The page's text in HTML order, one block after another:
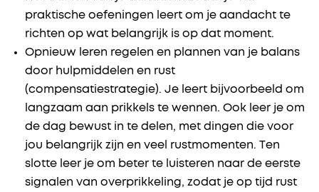
praktische oefeningen leert om je aandacht te
richten op wat belangrijk is op dat moment.
Opnieuw leren regelen en plannen van je balans
door hulpmiddelen en rust
(compensatiestrategie). Je leert bijvoorbeeld om
langzaam aan prikkels te wennen. Ook leer je om
de dag bewust in te delen, met dingen die voor
jou belangrijk zijn en veel rustmomenten. Ten
slotte leer je om beter te luisteren naar de eerste
signalen van overprikkeling, zodat je op tijd rust